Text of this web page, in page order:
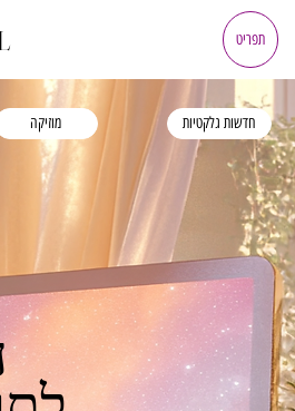
תפריט
חדשות גלקטיות מוזיקה